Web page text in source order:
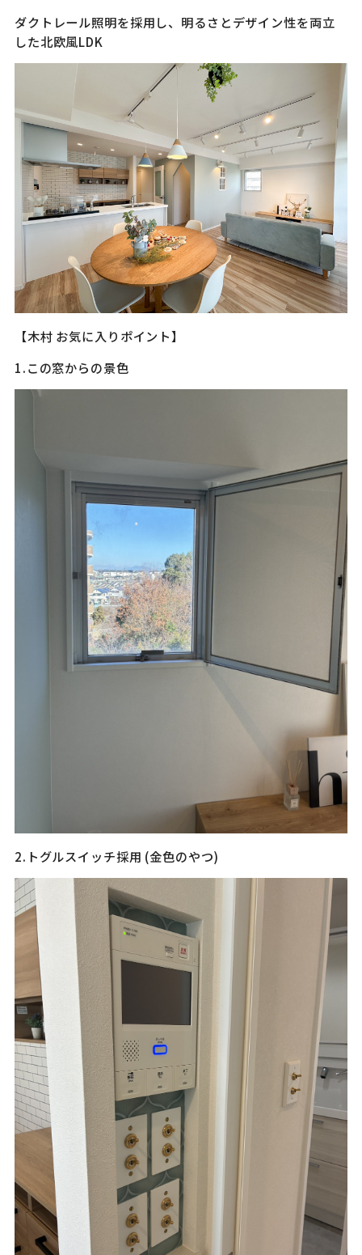
ダクトレール照明を採用し、明るさとデザイン性を両立
した北欧風LDK
【木村 お気に入りポイント】
1.この窓からの景色
2.トグルスイッチ採用 (金色のやつ)